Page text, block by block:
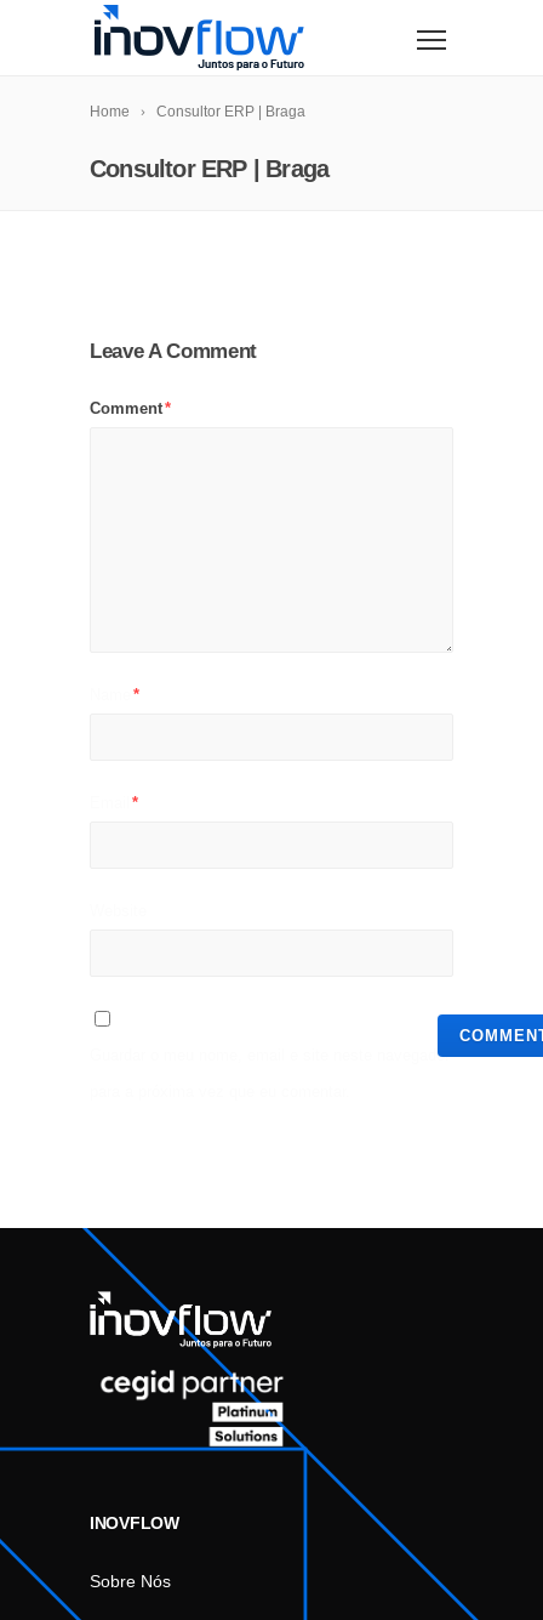
Home Consultor ERP | Braga
Consultor ERP | Braga
Leave A Comment
Comment*
*
*
Guardar o meu nome, email e site neste navegador
INOVFLOW
Sobre Nós